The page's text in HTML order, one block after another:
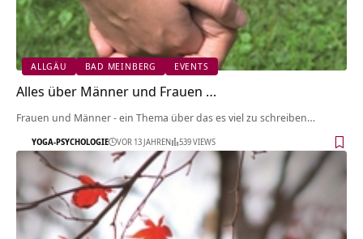
ALLGÄU BAD MEINBERG EVENTS
Alles über Männer und Frauen …
Frauen und Männer - ein Thema über das es viel zu schreiben…
YOGA-PSYCHOLOGIE VOR 13 JAHREN 539 VIEWS